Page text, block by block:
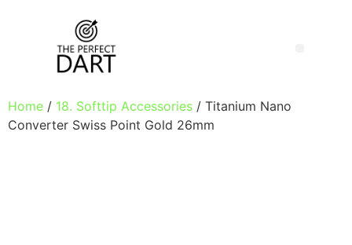
Home / 18. Softtip Accessories / Titanium Nano
Converter Swiss Point Gold 26mm